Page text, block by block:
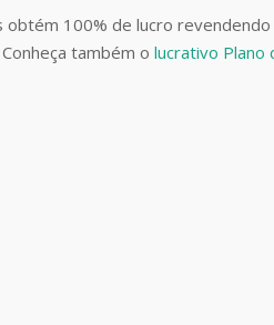
100% de lucro
também o lucrativo Plano